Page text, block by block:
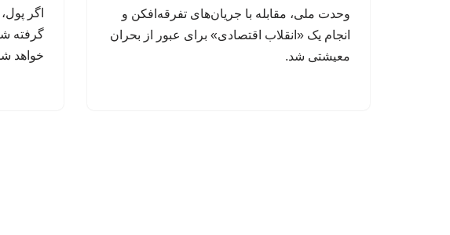
وحدت ملی، مقابله با جریان‌های تفرقه‌افکن و
انجام یک «انقلاب اقتصادی» برای عبور از بحران
معیشتی شد.
اگر
گرفته
خواهد